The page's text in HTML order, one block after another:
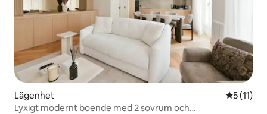
Lägenhet 5 av 5 i
5 (11)
Lyxigt modernt boende med 2 sovrum och